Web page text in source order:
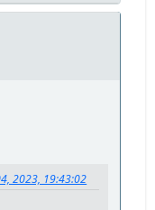
2023, 19:43:02